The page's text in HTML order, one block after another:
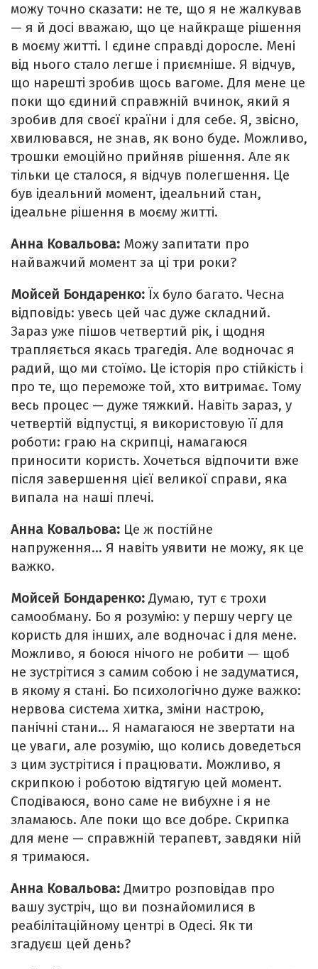
можу точно сказати: не те, що я не жалкував
— я й досі вважаю, що це найкраще рішення
в моєму житті. І єдине справді доросле. Мені
від нього стало легше і приємніше. Я відчув,
що нарешті зробив щось вагоме. Для мене це
поки що єдиний справжній вчинок, який я
зробив для своєї країни і для себе. Я, звісно,
хвилювався, не знав, як воно буде. Можливо,
трошки емоційно прийняв рішення. Але як
тільки це сталося, я відчув полегшення. Це
був ідеальний момент, ідеальний стан,
ідеальне рішення в моєму житті.
Анна Ковальова: Можу запитати про
найважчий момент за ці три роки?
Мойсей Бондаренко: Їх було багато. Чесна
відповідь: увесь цей час дуже складний.
Зараз уже пішов четвертий рік, і щодня
трапляється якась трагедія. Але водночас я
радий, що ми стоїмо. Це історія про стійкість і
про те, що переможе той, хто витримає. Тому
весь процес — дуже тяжкий. Навіть зараз, у
четвертій відпустці, я використовую її для
роботи: граю на скрипці, намагаюся
приносити користь. Хочеться відпочити вже
після завершення цієї великої справи, яка
випала на наші плечі.
Анна Ковальова: Це ж постійне
напруження… Я навіть уявити не можу, як це
важко.
Мойсей Бондаренко: Думаю, тут є трохи
самообману. Бо я розумію: у першу чергу це
користь для інших, але водночас і для мене.
Можливо, я боюся нічого не робити — щоб
не зустрітися з самим собою і не задуматися,
в якому я стані. Бо психологічно дуже важко:
нервова система хитка, зміни настрою,
панічні стани… Я намагаюся не звертати на
це уваги, але розумію, що колись доведеться
з цим зустрітися і працювати. Можливо, я
скрипкою і роботою відтягую цей момент.
Сподіваюся, воно саме не вибухне і я не
зламаюсь. Але поки що все добре. Скрипка
для мене — справжній терапевт, завдяки ній
я тримаюся.
Анна Ковальова: Дмитро розповідав про
вашу зустріч, що ви познайомилися в
реабілітаційному центрі в Одесі. Як ти
згадуєш цей день?